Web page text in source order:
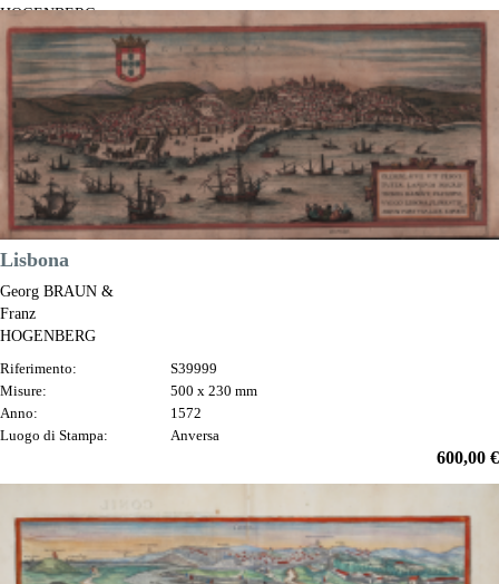
HOGENBERG
Riferimento:
S49238.88
Misure:
475 x 345 mm
Anno:
1572 ca.
Luogo di Stampa:
Anversa e Colonia
Prezzo
600,00 €
Anteprima
DESCRIZIONE
Lisbona
Georg BRAUN &
Franz
HOGENBERG
Riferimento:
S39999
Misure:
500 x 230 mm
Anno:
1572
Luogo di Stampa:
Anversa
Prezzo
600,00 €